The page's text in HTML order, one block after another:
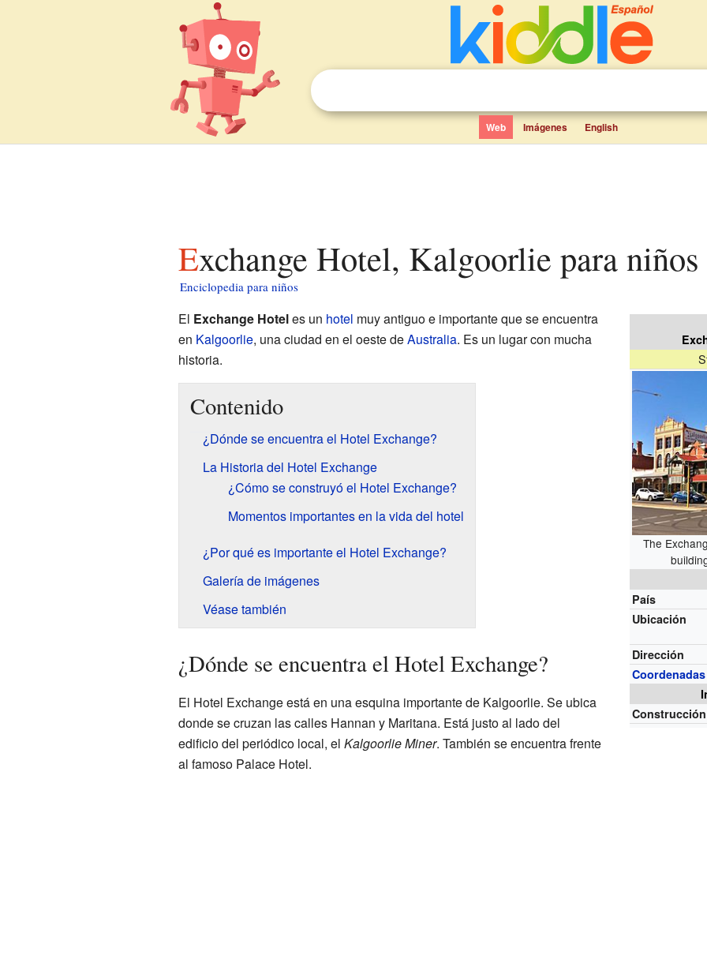
Web Imágenes English
Exchange Hotel, Kalgoorlie para niños
Enciclopedia para niños
The
País
Ubicación
Dirección
Coordenadas
Construcción
El Exchange Hoteles un hotel muy antiguo e importante que se encuentra
en Kalgoorlie, una ciudad en el oeste deAustralia. Es un lugar con mucha
historia.
Contenido
¿Dónde se encuentra el Hotel Exchange?
La Historia del Hotel Exchange
¿Cómo se construyó el Hotel Exchange?
Momentos importantes en la vida del hotel
¿Por qué es importante el Hotel Exchange?
Galería de imágenes
Véase también
¿Dónde se encuentra el Hotel Exchange?
El Hotel Exchange está en una esquina importante de Kalgoorlie. Se ubica
donde se cruzan las calles Hannan y Maritana. Está justo al lado del
edificio del periódico local, el Kalgoorlie Miner. También se encuentra frente
al famoso Palace Hotel.